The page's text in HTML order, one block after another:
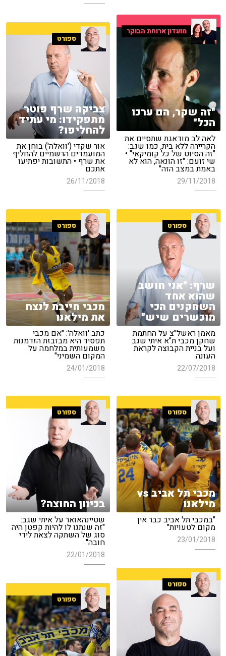
מועדון ארוחת הבוקר
"זה שקר, הם ערכו
הכל"
לאה לב מודאגת שתסיים את
הקריירה ללא בית, כמו שגב:
"זה הסיוט של כל קומיקאי" •
שי זועם: "זו הונאה, הוא לא
באמת במצב הזה"
29/11/2018
ספורט
צביקה שרף פוטר
מתפקידו: מי עתיד
להחליפו?
אור שקדי ('וואלה') בוחן את
המועמדים הרשמיים להחליף
את שרף • התשובות יפתיעו
אתכם
26/11/2018
ספורט
שרף: "אני חושב
שהוא אחד
השחקנים הכי
מוכשרים שיש"
מאמן ראשל"צ על החתמת
שחקן מכבי ת"א איתי שגב
ועל בניית הקבוצה לקראת
העונה
22/07/2018
ספורט
מכבי חייבת לנצח
את מילאנו
כתב 'וואלה': "אם מכבי
תפסיד היא מבזבזת הזדמנות
משמעותית במלחמה על
המקום השמיני"
24/01/2018
ספורט
מכבי תל אביב vs
מילאנו
"במכבי תל אביב כבר אין
מקום לטעויות"
23/01/2018
ספורט
בכיוון החוצה?
שטיינהאואר על איתי שגב:
"זה שנתנו לו להיות קפטן היה
סוג של השתקה לצאת לידי
חובה"
22/01/2018
ספורט
ספורט